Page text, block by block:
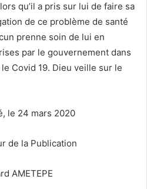
qu’il a pris sur lui de faire sa
de ce problème de santé
prenne soin de lui en
par le gouvernement dans
Covid 19. Dieu veille sur le
le 24 mars 2020
de la Publication
AMETEPE